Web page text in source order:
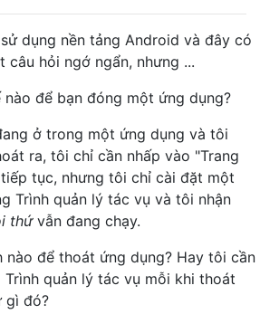
dụng nền tảng Android và đây có
câu hỏi ngớ ngẩn, nhưng ...
nào để bạn đóng một ứng dụng?
ở trong một ứng dụng và tôi
ra, tôi chỉ cần nhấp vào "Trang
tục, nhưng tôi chỉ cài đặt một
Trình quản lý tác vụ và tôi nhận
thứvẫn đang chạy.
nào để thoát ứng dụng? Hay tôi cần
Trình quản lý tác vụ mỗi khi thoát
gì đó?